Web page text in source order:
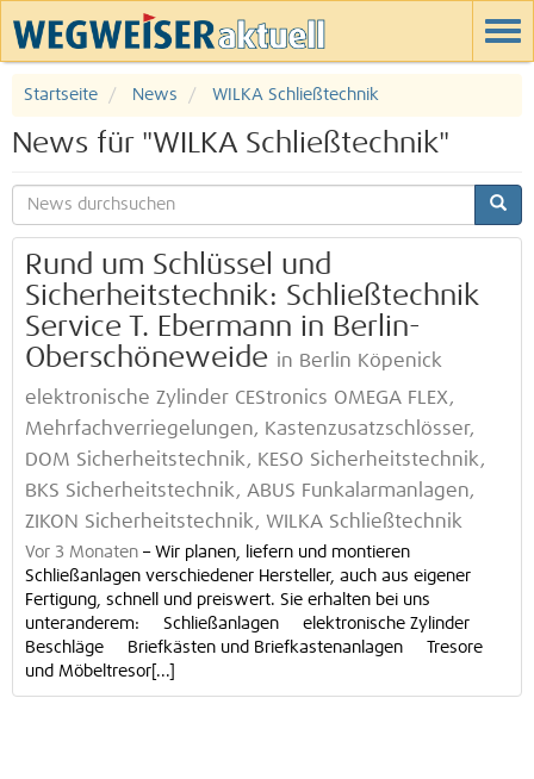
Startseite News WILKA Schließtechnik
News für "WILKA Schließtechnik"
Rund um Schlüssel und
Sicherheitstechnik: Schließtechnik
Service T. Ebermann in Berlin-
Oberschöneweide in Berlin Köpenick
elektronische Zylinder CEStronics OMEGA FLEX,
Mehrfachverriegelungen, Kastenzusatzschlösser,
DOM Sicherheitstechnik, KESO Sicherheitstechnik,
BKS Sicherheitstechnik, ABUS Funkalarmanlagen,
ZIKON Sicherheitstechnik, WILKA Schließtechnik
Vor 3 Monaten – Wir planen, liefern und montieren
Schließanlagen verschiedener Hersteller, auch aus eigener
Fertigung, schnell und preiswert. Sie erhalten bei uns
unteranderem: Schließanlagen elektronische Zylinder
Beschläge Briefkästen und Briefkastenanlagen Tresore
und Möbeltresor[...]